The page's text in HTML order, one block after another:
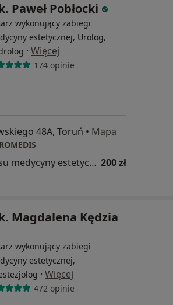
Paweł Pobłocki
wykonujący zabiegi
estetycznej, Urolog,
· Więcej
174 opinie
48A, Toruń • Mapa
Konsultacja z zakresu medycyny estetycznej 200 zł
Magdalena Kędzia
wykonujący zabiegi
estetycznej,
· Więcej
472 opinie